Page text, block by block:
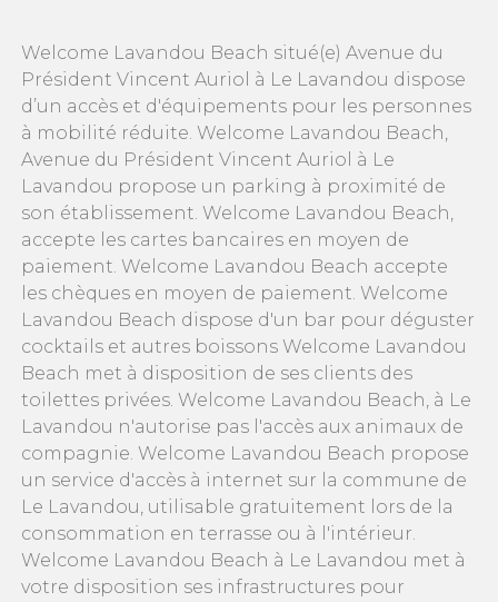
Welcome Lavandou Beach situé(e) Avenue du
Président Vincent Auriol à Le Lavandou dispose
d’un accès et d'équipements pour les personnes
à mobilité réduite. Welcome Lavandou Beach,
Avenue du Président Vincent Auriol à Le
Lavandou propose un parking à proximité de
son établissement. Welcome Lavandou Beach,
accepte les cartes bancaires en moyen de
paiement. Welcome Lavandou Beach accepte
les chèques en moyen de paiement. Welcome
Lavandou Beach dispose d'un bar pour déguster
cocktails et autres boissons Welcome Lavandou
Beach met à disposition de ses clients des
toilettes privées. Welcome Lavandou Beach, à Le
Lavandou n'autorise pas l'accès aux animaux de
compagnie. Welcome Lavandou Beach propose
un service d'accès à internet sur la commune de
Le Lavandou, utilisable gratuitement lors de la
consommation en terrasse ou à l'intérieur.
Welcome Lavandou Beach à Le Lavandou met à
votre disposition ses infrastructures pour